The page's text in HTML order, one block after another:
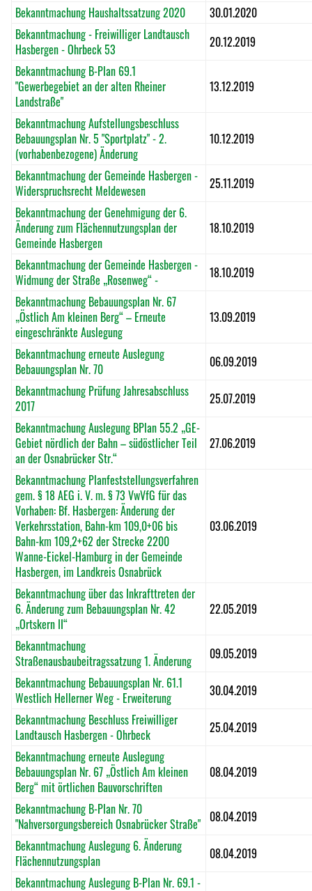
Bekanntmachung Haushaltssatzung 2020
30.01.2020
Bekanntmachung - Freiwilliger Landtausch
Hasbergen - Ohrbeck 53
20.12.2019
Bekanntmachung B-Plan 69.1
"Gewerbegebiet an der alten Rheiner
Landstraße"
13.12.2019
Bekanntmachung Aufstellungsbeschluss
Bebauungsplan Nr. 5 "Sportplatz" - 2.
(vorhabenbezogene) Änderung
10.12.2019
Bekanntmachung der Gemeinde Hasbergen -
Widerspruchsrecht Meldewesen
25.11.2019
Bekanntmachung der Genehmigung der 6.
Änderung zum Flächennutzungsplan der
Gemeinde Hasbergen
18.10.2019
Bekanntmachung der Gemeinde Hasbergen -
Widmung der Straße „Rosenweg“ -
18.10.2019
Bekanntmachung Bebauungsplan Nr. 67
„Östlich Am kleinen Berg“ – Erneute
eingeschränkte Auslegung
13.09.2019
Bekanntmachung erneute Auslegung
Bebauungsplan Nr. 70
06.09.2019
Bekanntmachung Prüfung Jahresabschluss
2017
25.07.2019
Bekanntmachung Auslegung BPlan 55.2 „GE-
Gebiet nördlich der Bahn – südöstlicher Teil
an der Osnabrücker Str.“
27.06.2019
Bekanntmachung Planfeststellungsverfahren
gem. § 18 AEG i. V. m. § 73 VwVfG für das
Vorhaben: Bf. Hasbergen: Änderung der
Verkehrsstation, Bahn-km 109,0+06 bis
Bahn-km 109,2+62 der Strecke 2200
Wanne-Eickel-Hamburg in der Gemeinde
Hasbergen, im Landkreis Osnabrück
03.06.2019
Bekanntmachung über das Inkrafttreten der
6. Änderung zum Bebauungsplan Nr. 42
„Ortskern II“
22.05.2019
Bekanntmachung
Straßenausbaubeitragssatzung 1. Änderung
09.05.2019
Bekanntmachung Bebauungsplan Nr. 61.1
Westlich Hellerner Weg - Erweiterung
30.04.2019
Bekanntmachung Beschluss Freiwilliger
Landtausch Hasbergen - Ohrbeck
25.04.2019
Bekanntmachung erneute Auslegung
Bebauungsplan Nr. 67 „Östlich Am kleinen
Berg“ mit örtlichen Bauvorschriften
08.04.2019
Bekanntmachung B-Plan Nr. 70
"Nahversorgungsbereich Osnabrücker Straße" 08.04.2019
Bekanntmachung Auslegung 6. Änderung
Flächennutzungsplan
08.04.2019
Bekanntmachung Auslegung B-Plan Nr. 69.1 -